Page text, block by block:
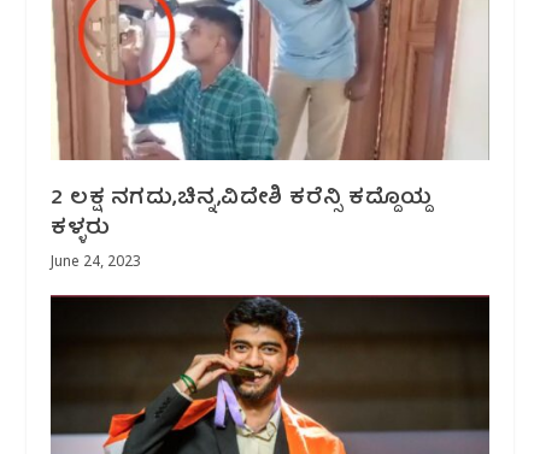
2 ಲಕ್ಷ ನಗದು,ಚಿನ್ನ,ವಿದೇಶಿ ಕರೆನ್ಸಿ ಕದ್ದೊಯ್ದ
ಕಳ್ಳರು
June 24, 2023